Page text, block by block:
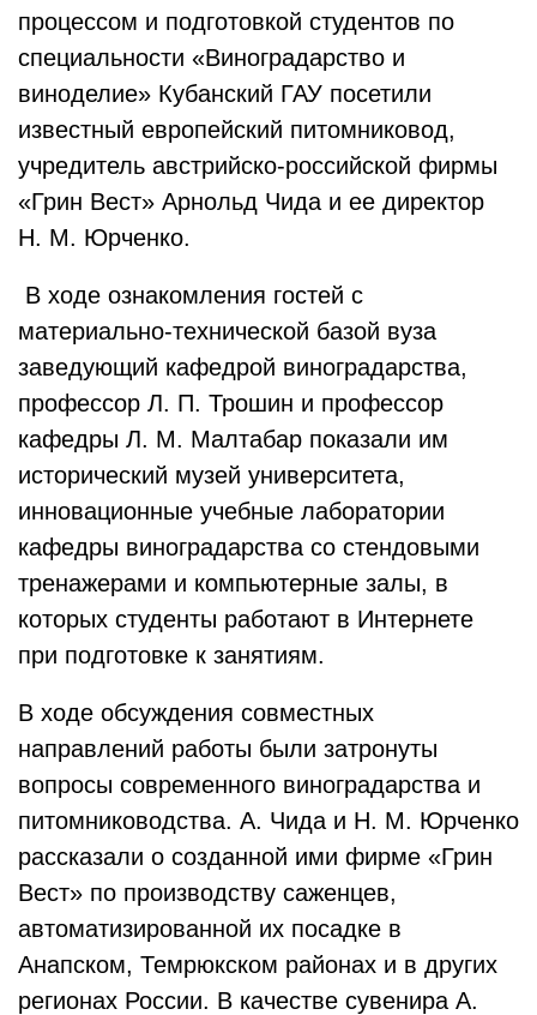
процессом и подготовкой студентов по
специальности «Виноградарство и
виноделие» Кубанский ГАУ посетили
известный европейский питомниковод,
учредитель австрийско-российской фирмы
«Грин Вест» Арнольд Чида и ее директор
Н. М. Юрченко.
В ходе ознакомления гостей с
материально-технической базой вуза
заведующий кафедрой виноградарства,
профессор Л. П. Трошин и профессор
кафедры Л. М. Малтабар показали им
исторический музей университета,
инновационные учебные лаборатории
кафедры виноградарства со стендовыми
тренажерами и компьютерные залы, в
которых студенты работают в Интернете
при подготовке к занятиям.
В ходе обсуждения совместных
направлений работы были затронуты
вопросы современного виноградарства и
питомниководства. А. Чида и Н. М. Юрченко
рассказали о созданной ими фирме «Грин
Вест» по производству саженцев,
автоматизированной их посадке в
Анапском, Темрюкском районах и в других
регионах России. В качестве сувенира А.